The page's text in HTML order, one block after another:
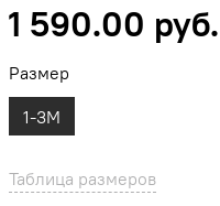
1 590.00 руб.
Таблица размеров
Размер
1-3M